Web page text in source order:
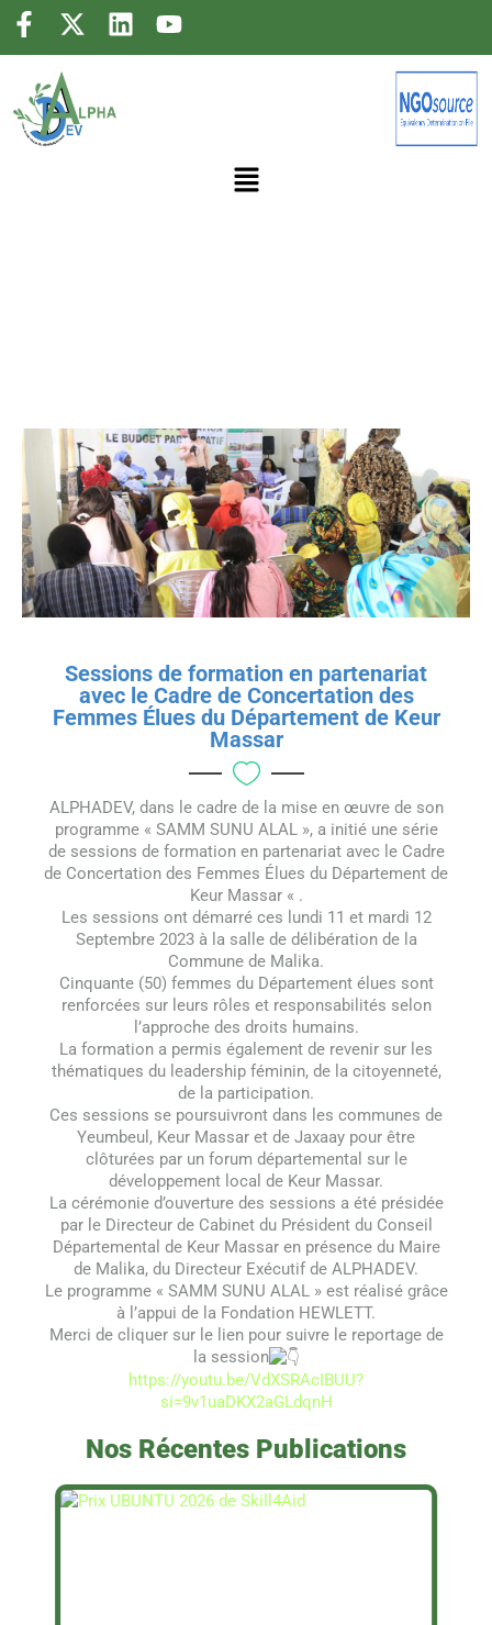
Sessions de formation en partenariat
avec le Cadre de Concertation des
Femmes Élues du Département de Keur
Massar
ALPHADEV, dans le cadre de la mise en œuvre de son
programme « SAMM SUNU ALAL », a initié une série
de sessions de formation en partenariat avec le Cadre
de Concertation des Femmes Élues du Département de
Keur Massar « .
Les sessions ont démarré ces lundi 11 et mardi 12
Septembre 2023 à la salle de délibération de la
Commune de Malika.
Cinquante (50) femmes du Département élues sont
renforcées sur leurs rôles et responsabilités selon
l’approche des droits humains.
La formation a permis également de revenir sur les
thématiques du leadership féminin, de la citoyenneté,
de la participation.
Ces sessions se poursuivront dans les communes de
Yeumbeul, Keur Massar et de Jaxaay pour être
clôturées par un forum départemental sur le
développement local de Keur Massar.
La cérémonie d’ouverture des sessions a été présidée
par le Directeur de Cabinet du Président du Conseil
Départemental de Keur Massar en présence du Maire
de Malika, du Directeur Exécutif de ALPHADEV.
Le programme « SAMM SUNU ALAL » est réalisé grâce
à l’appui de la Fondation HEWLETT.
Merci de cliquer sur le lien pour suivre le reportage de
la session
https://youtu.be/VdXSRAcIBUU?
si=9v1uaDKX2aGLdqnH
Nos Récentes Publications